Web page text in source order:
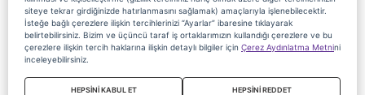
siteye tekrar girdiğinizde hatırlanmasını sağlamak) amaçlarıyla işlenebilecektir.
İsteğe bağlı çerezlere ilişkin tercihlerinizi “Ayarlar” ibaresine tıklayarak
belirtebilirsiniz. Bizim ve üçüncü taraf iş ortaklarımızın kullandığı çerezlere ve bu
çerezlere ilişkin tercih haklarına ilişkin detaylı bilgiler için Çerez Aydınlatma Metnini
inceleyebilirsiniz.
HEPSİNİ KABUL ET HEPSİNİ REDDET